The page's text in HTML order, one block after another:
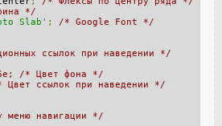
*/
Slab' ;
/* Google Font */
ссылок при наведении */
/* Цвет фона */
Цвет ссылок при наведении */
меню навигации */